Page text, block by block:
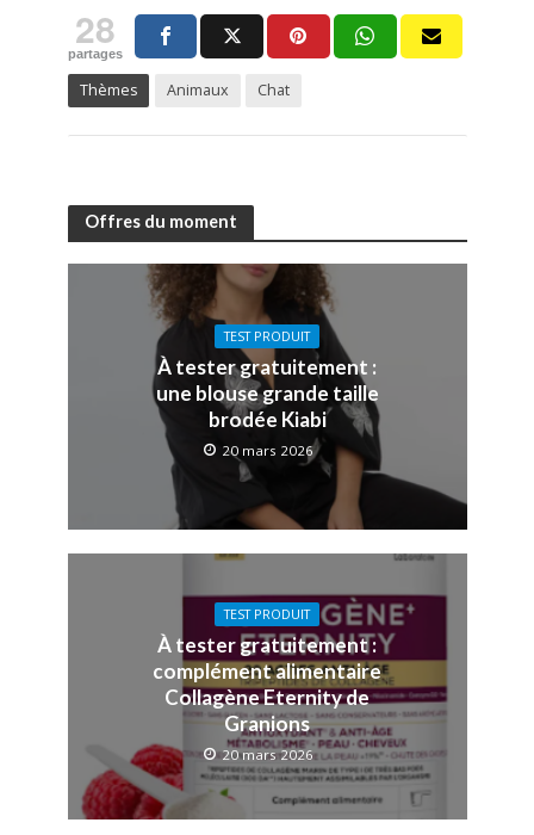
28
partages
Thèmes Animaux Chat
Offres du moment
TEST PRODUIT
À tester gratuitement :
une blouse grande taille
brodée Kiabi
20 mars 2026
TEST PRODUIT
À tester gratuitement :
complément alimentaire
Collagène Eternity de
Granions
20 mars 2026